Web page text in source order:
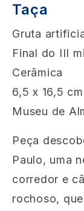
Taça
Gruta
Final do III
Cerâmica
6,5 x 16,5 cm
Museu de
Peça
Paulo, uma
corredor e
rochoso,